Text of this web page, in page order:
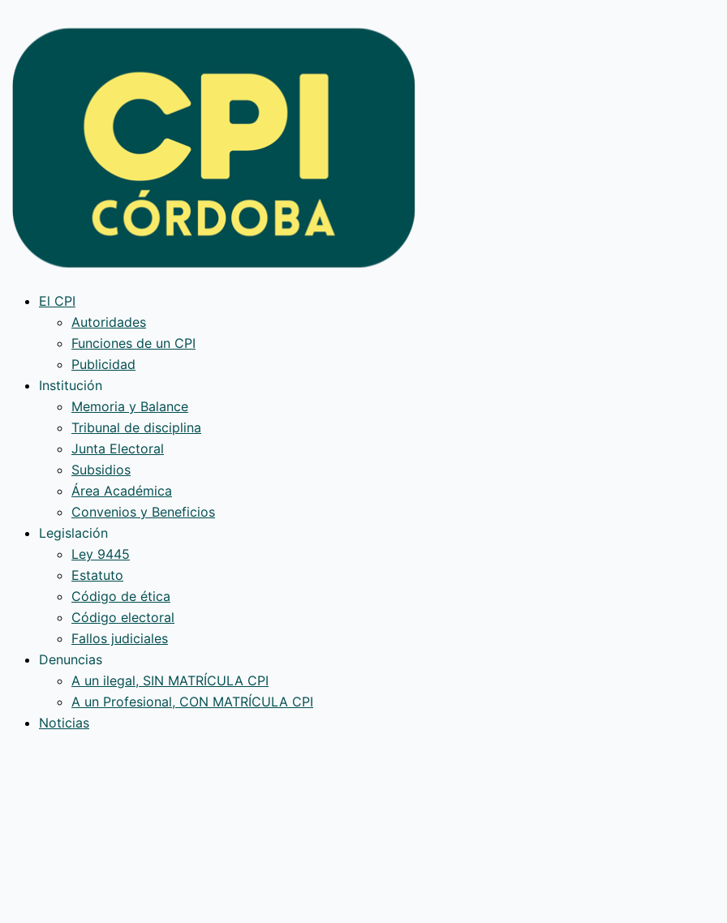
contenido
El CPI
Autoridades
Funciones de un CPI
Publicidad
Institución
Memoria y Balance
Tribunal de disciplina
Junta Electoral
Subsidios
Área Académica
Convenios y Beneficios
Legislación
Ley 9445
Estatuto
Código de ética
Código electoral
Fallos judiciales
Denuncias
A un ilegal, SIN MATRÍCULA CPI
A un Profesional, CON MATRÍCULA CPI
Noticias